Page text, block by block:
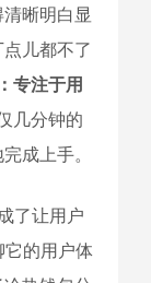
晰明白显
儿都不了
专注于用
几分钟的
成上手。
了让用户
它的用户体